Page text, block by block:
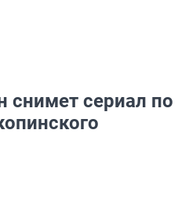
снимет сериал по